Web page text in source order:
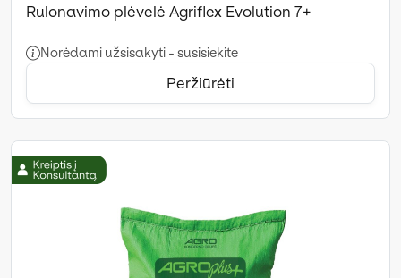
Rulonavimo plėvelė Agriflex Evolution 7+
Norėdami užsisakyti - susisiekite
Peržiūrėti